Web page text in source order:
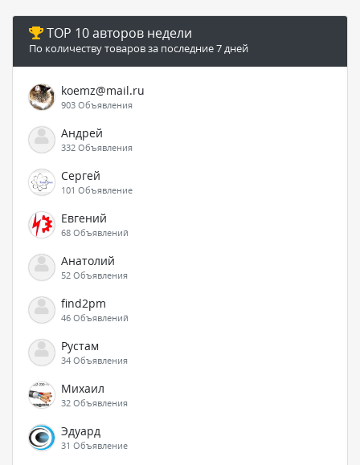
TOP 10 авторов недели
По количеству товаров за последние 7 дней
koemz@mail.ru
903 Объявления
Андрей
332 Объявления
Сергей
101 Объявление
Евгений
68 Объявлений
Анатолий
52 Объявления
find2pm
46 Объявлений
Рустам
34 Объявления
Михаил
32 Объявления
Эдуард
31 Объявление